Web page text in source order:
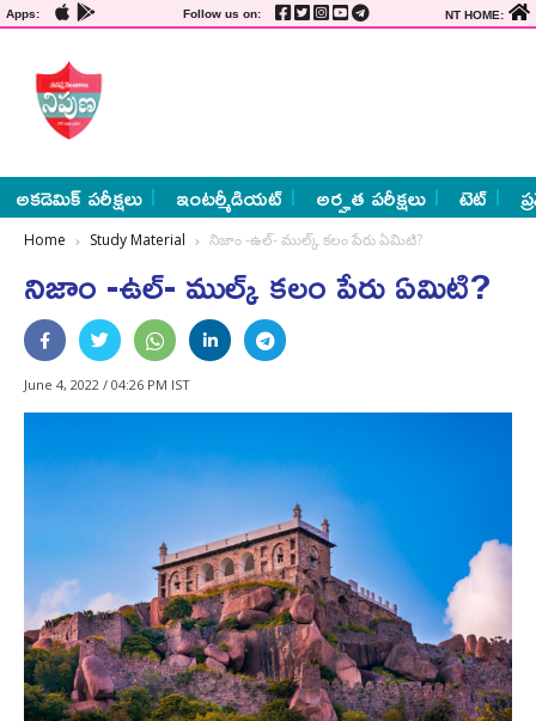
Apps: Follow us on: NT HOME:
అకడెమిక్ పరీక్షలు ఇంటర్మీడియట్ అర్హత పరీక్షలు టెట్
Home Study Material నిజాం -ఉల్‌- ముల్క్ క‌లం పేరు ఏమిటి?
నిజాం -ఉల్‌- ముల్క్ క‌లం పేరు ఏమిటి?
June 4, 2022 / 04:26 PM IST